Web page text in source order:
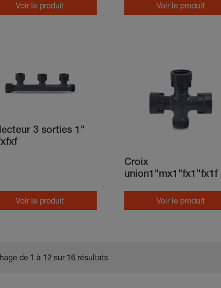
Voir le produit Voir le produit
3 sorties 1"
Voir le produit
Croix
union1"mx1"fx1"fx1f
Voir le produit
de 1 à 12 sur 16 résultats